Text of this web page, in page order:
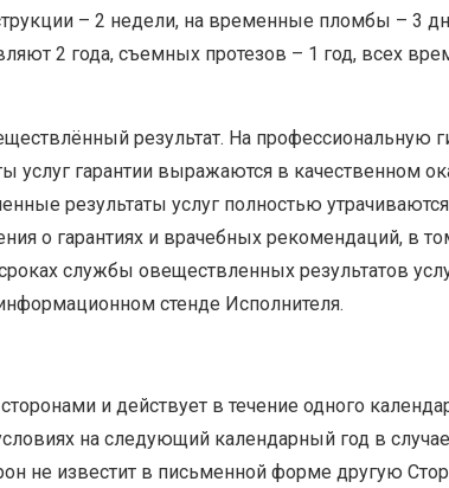
– 2 недели, на временные пломбы – 3
2 года, съемных протезов – 1 год, всех
результат. На профессиональную
гарантии выражаются в качественном
результаты услуг полностью
о гарантиях и врачебных рекомендаций, в
службы овеществленных результатов
стенде Исполнителя.
и действует в течение одного
на следующий календарный год в
не известит в письменной форме другую